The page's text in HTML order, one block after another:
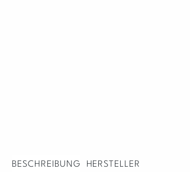
BESCHREIBUNG HERSTELLER